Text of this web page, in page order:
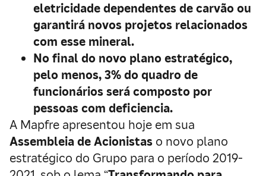
eletricidade dependentes de carvão ou
garantirá novos projetos relacionados
com esse mineral.
No final do novo plano estratégico,
pelo menos, 3% do quadro de
funcionários será composto por
pessoas com deficiencia.
A Mapfre apresentou hoje em sua
Assembleia de Acionistas o novo plano
estratégico do Grupo para o período 2019-